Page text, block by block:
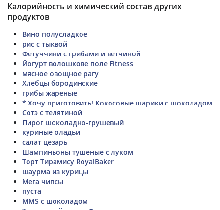
Калорийность и химический состав других
продуктов
Вино полусладкое
рис с тыквой
Фетуччини с грибами и ветчиной
Йогурт волошкове поле Fitness
мясное овощное рагу
Хлебцы бородинские
грибы жареные
* Хочу приготовить! Кокосовые шарики с шоколадом
Сотэ с телятиной
Пирог шоколадно-грушевый
куриные оладьи
салат цезарь
Шампиньоны тушеные с луком
Торт Тирамису RoyalBaker
шаурма из курицы
Мега чипсы
пуста
MMS с шоколадом